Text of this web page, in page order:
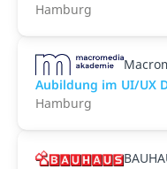
Hamburg
Aubildung im UI/UX
Hamburg